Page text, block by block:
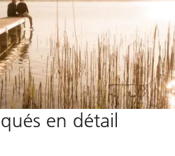
en détail